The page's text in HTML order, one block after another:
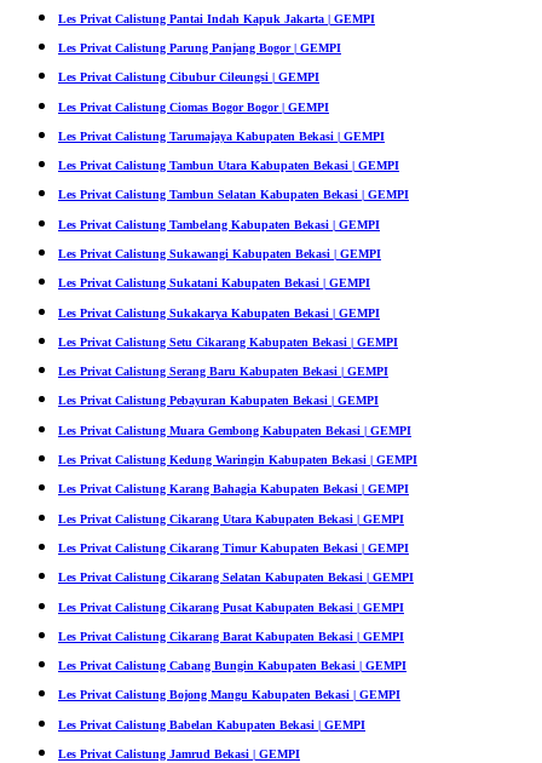
Les Privat Calistung Pantai Indah Kapuk Jakarta | GEMPI
Les Privat Calistung Parung Panjang Bogor | GEMPI
Les Privat Calistung Cibubur Cileungsi | GEMPI
Les Privat Calistung Ciomas Bogor Bogor | GEMPI
Les Privat Calistung Tarumajaya Kabupaten Bekasi | GEMPI
Les Privat Calistung Tambun Utara Kabupaten Bekasi | GEMPI
Les Privat Calistung Tambun Selatan Kabupaten Bekasi | GEMPI
Les Privat Calistung Tambelang Kabupaten Bekasi | GEMPI
Les Privat Calistung Sukawangi Kabupaten Bekasi | GEMPI
Les Privat Calistung Sukatani Kabupaten Bekasi | GEMPI
Les Privat Calistung Sukakarya Kabupaten Bekasi | GEMPI
Les Privat Calistung Setu Cikarang Kabupaten Bekasi | GEMPI
Les Privat Calistung Serang Baru Kabupaten Bekasi | GEMPI
Les Privat Calistung Pebayuran Kabupaten Bekasi | GEMPI
Les Privat Calistung Muara Gembong Kabupaten Bekasi | GEMPI
Les Privat Calistung Kedung Waringin Kabupaten Bekasi | GEMPI
Les Privat Calistung Karang Bahagia Kabupaten Bekasi | GEMPI
Les Privat Calistung Cikarang Utara Kabupaten Bekasi | GEMPI
Les Privat Calistung Cikarang Timur Kabupaten Bekasi | GEMPI
Les Privat Calistung Cikarang Selatan Kabupaten Bekasi | GEMPI
Les Privat Calistung Cikarang Pusat Kabupaten Bekasi | GEMPI
Les Privat Calistung Cikarang Barat Kabupaten Bekasi | GEMPI
Les Privat Calistung Cabang Bungin Kabupaten Bekasi | GEMPI
Les Privat Calistung Bojong Mangu Kabupaten Bekasi | GEMPI
Les Privat Calistung Babelan Kabupaten Bekasi | GEMPI
Les Privat Calistung Jamrud Bekasi | GEMPI